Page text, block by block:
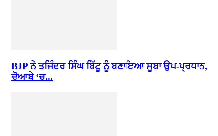
BJP ਨੇ ਤਜਿੰਦਰ ਸਿੰਘ ਬਿੱਟੂ ਨੂੰ ਬਣਾਇਆ ਸੂਬਾ ਉਪ-ਪ੍ਰਧਾਨ,
ਦੋਆਬੇ ‘ਚ...